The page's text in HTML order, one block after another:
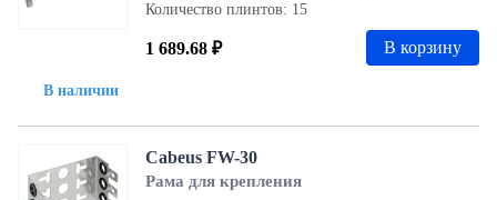
В наличии
Количество плинтов: 15
1 689.68 ₽ В корзину
Cabeus FW-30
Рама для крепления